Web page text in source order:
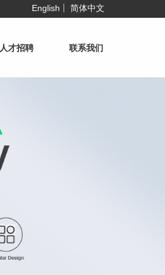
English 简体中文
人才招聘 联系我们